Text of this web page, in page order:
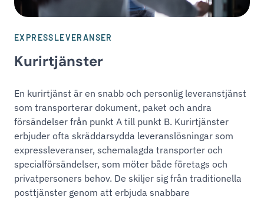
EXPRESSLEVERANSER
Kurirtjänster
En kurirtjänst är en snabb och personlig leveranstjänst
som transporterar dokument, paket och andra
försändelser från punkt A till punkt B. Kurirtjänster
erbjuder ofta skräddarsydda leveranslösningar som
expressleveranser, schemalagda transporter och
specialförsändelser, som möter både företags och
privatpersoners behov. De skiljer sig från traditionella
posttjänster genom att erbjuda snabbare